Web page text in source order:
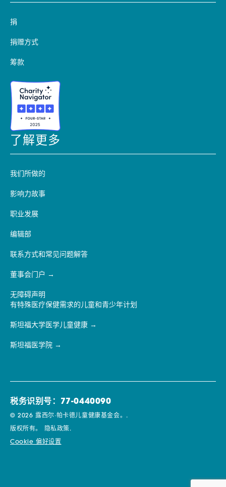
捐
捐赠方式
筹款
了解更多
我们所做的
影响力故事
职业发展
编辑部
联系方式和常见问题解答
董事会门户
无障碍声明
有特殊医疗保健需求的儿童和青少年计划
斯坦福大学医学儿童健康
斯坦福医学院
税务识别号：77-0440090
© 2026 露西尔·帕卡德儿童健康基金会。.
版权所有。 隐私政策.
Cookie 偏好设置